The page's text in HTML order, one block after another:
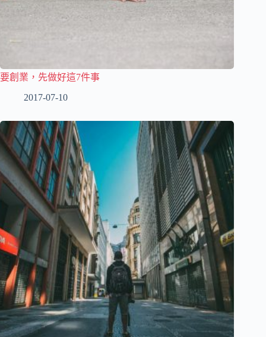
要創業，先做好這7件事
2017-07-10